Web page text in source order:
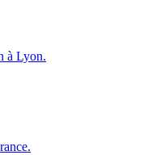
à Lyon.